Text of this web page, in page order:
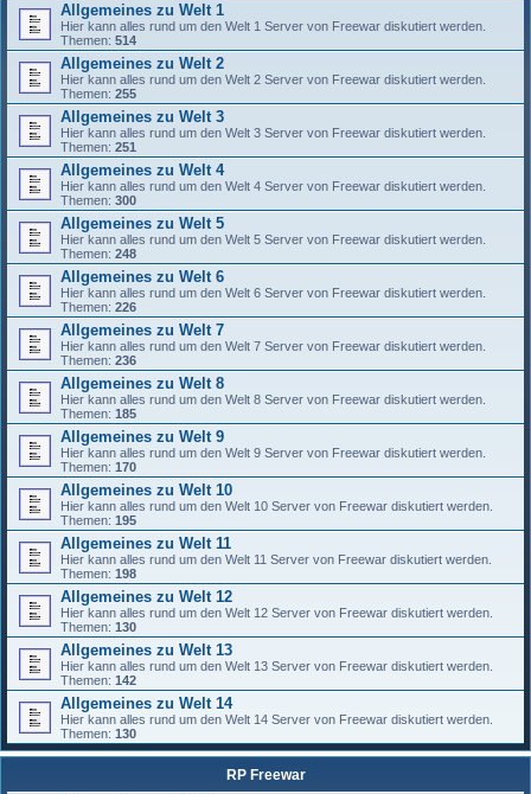
Allgemeines zu Welt 1
Hier kann alles rund um den Welt 1 Server von Freewar diskutiert werden.
Themen: 514
Allgemeines zu Welt 2
Hier kann alles rund um den Welt 2 Server von Freewar diskutiert werden.
Themen: 255
Allgemeines zu Welt 3
Hier kann alles rund um den Welt 3 Server von Freewar diskutiert werden.
Themen: 251
Allgemeines zu Welt 4
Hier kann alles rund um den Welt 4 Server von Freewar diskutiert werden.
Themen: 300
Allgemeines zu Welt 5
Hier kann alles rund um den Welt 5 Server von Freewar diskutiert werden.
Themen: 248
Allgemeines zu Welt 6
Hier kann alles rund um den Welt 6 Server von Freewar diskutiert werden.
Themen: 226
Allgemeines zu Welt 7
Hier kann alles rund um den Welt 7 Server von Freewar diskutiert werden.
Themen: 236
Allgemeines zu Welt 8
Hier kann alles rund um den Welt 8 Server von Freewar diskutiert werden.
Themen: 185
Allgemeines zu Welt 9
Hier kann alles rund um den Welt 9 Server von Freewar diskutiert werden.
Themen: 170
Allgemeines zu Welt 10
Hier kann alles rund um den Welt 10 Server von Freewar diskutiert werden.
Themen: 195
Allgemeines zu Welt 11
Hier kann alles rund um den Welt 11 Server von Freewar diskutiert werden.
Themen: 198
Allgemeines zu Welt 12
Hier kann alles rund um den Welt 12 Server von Freewar diskutiert werden.
Themen: 130
Allgemeines zu Welt 13
Hier kann alles rund um den Welt 13 Server von Freewar diskutiert werden.
Themen: 142
Allgemeines zu Welt 14
Hier kann alles rund um den Welt 14 Server von Freewar diskutiert werden.
Themen: 130
RP Freewar